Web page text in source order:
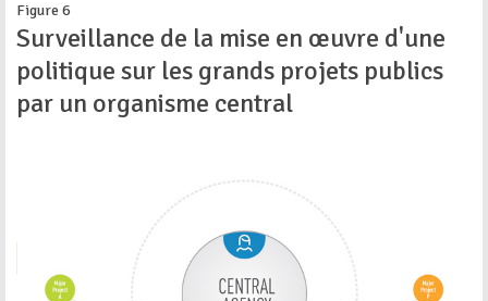
Figure 6
Surveillance de la mise en œuvre d'une
politique sur les grands projets publics
par un organisme central